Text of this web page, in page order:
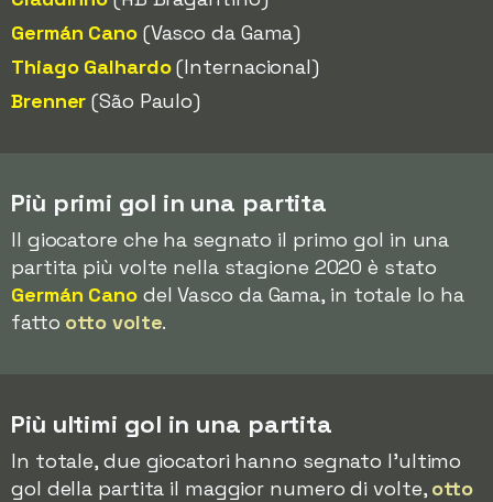
Germán Cano(Vasco da Gama)
Thiago Galhardo(Internacional)
Brenner (São Paulo)
Più primi gol in una partita
Il giocatore che ha segnato il primo gol in una
partita più volte nella stagione 2020 è stato
Germán Canodel Vasco da Gama, in totale lo ha
fatto otto volte.
Più ultimi gol in una partita
In totale, due giocatori hanno segnato l'ultimo
gol della partita il maggior numero di volte, otto